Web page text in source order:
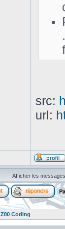
src:
url:
Afficher les
Z80 Coding